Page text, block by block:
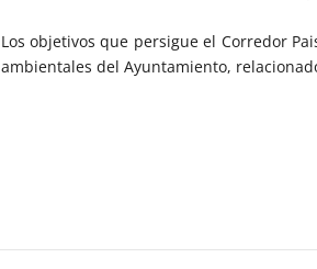
Los objetivos que persigue el Corredor
ambientales del Ayuntamiento,